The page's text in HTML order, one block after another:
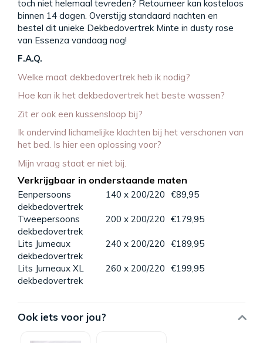
toch niet helemaal tevreden? Retourneer kan kosteloos
binnen 14 dagen. Overstijg standaard nachten en
bestel dit unieke Dekbedovertrek Minte in dusty rose
van Essenza vandaag nog!
F.A.Q.
Welke maat dekbedovertrek heb ik nodig?
Hoe kan ik het dekbedovertrek het beste wassen?
Zit er ook een kussensloop bij?
Ik ondervind lichamelijke klachten bij het verschonen van
het bed. Is hier een oplossing voor?
Mijn vraag staat er niet bij.
Verkrijgbaar in onderstaande maten
Eenpersoons
dekbedovertrek
140 x 200/220 €89,95
Tweepersoons
dekbedovertrek
200 x 200/220 €179,95
Lits Jumeaux
dekbedovertrek
240 x 200/220 €189,95
Lits Jumeaux XL
dekbedovertrek
260 x 200/220 €199,95
Ook iets voor jou?